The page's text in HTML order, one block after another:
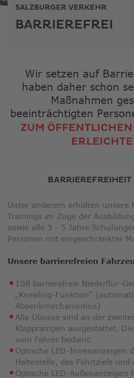
SALZBURGER VERKEHR
BARRIEREFREI
Wir setzen auf
haben daher schon
Maßnahmen
beeinträchtigten
ZUM
Unter anderem erhalten unsere
Trainings im Zuge der
sowie alle 3 - 5 Jahre
Personen mit eingeschränkter
Unsere barrierefreien
108 barrierefreie Niederflur-
„Kneeling-Funktion“
Absenkmechanismus)
Alle Obusse sind an der
Klapprampen ausgestattet.
vom Fahrer bedient.
Optische LED-Innenanzeigen
Haltestelle, des Fahrtziels
Optische LED-